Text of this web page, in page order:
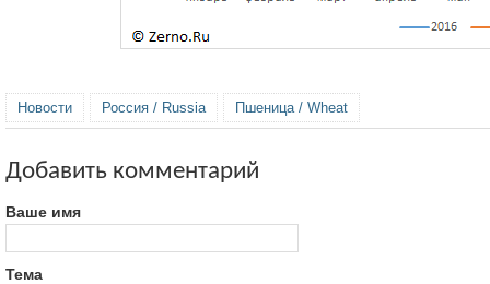
Новости Россия / Russia Пшеница / Wheat
Добавить комментарий
Ваше имя
Тема